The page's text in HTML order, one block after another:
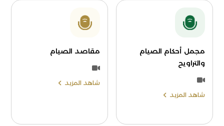
مجمل أحكام الصيام
والتراويح
شاهد المزيد
مقاصد الصيام
شاهد المزيد